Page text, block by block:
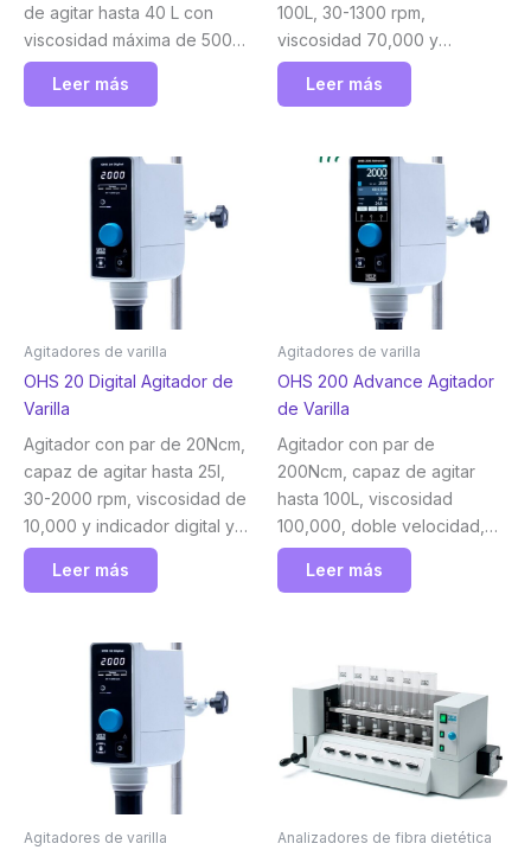
de agitar hasta 40 L con
viscosidad máxima de 5000
mPa·s. Velp
Leer más
100L, 30-1300 rpm,
viscosidad 70,000 y
indicador digital y
temporizador Velp
Leer más
Agitadores de varilla
OHS 20 Digital Agitador de
Varilla
Agitador con par de 20Ncm,
capaz de agitar hasta 25l,
30-2000 rpm, viscosidad de
10,000 y indicador digital y
temporizador Velp
Leer más
Agitadores de varilla
OHS 200 Advance Agitador
de Varilla
Agitador con par de
200Ncm, capaz de agitar
hasta 100L, viscosidad
100,000, doble velocidad,
pantalla TFT de 3,5″,
temporizador, conectividad
Leer más
Agitadores de varilla Analizadores de fibra dietética